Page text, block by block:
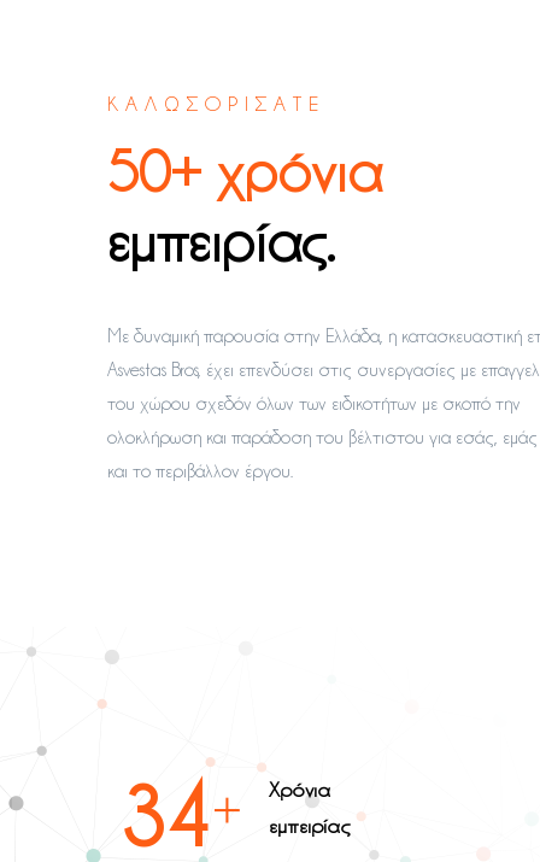
ΚΑΛΩΣΟΡΙΣΑΤΕ
50+ χρόνια
εμπειρίας.
Με δυναμική παρουσία στην Ελλάδα, η κατασκευαστική
Asvestas Bros, έχει επενδύσει στις συνεργασίες με
του χώρου σχεδόν όλων των ειδικοτήτων με σκοπό την
ολοκλήρωση και παράδοση του βέλτιστου για εσάς,
και το περιβάλλον έργου.
Χρόνια
εμπειρίας
39